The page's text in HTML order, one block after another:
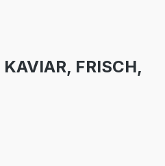
FRISCH,